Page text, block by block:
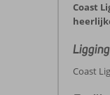
Coast
Coast